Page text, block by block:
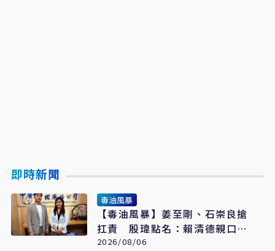
即時新聞
毒油風暴
【毒油風暴】姜至剛、石崇良搶
扛責 殷瑋點名：賴清德親口背
書20%毒油放行
2026/08/06